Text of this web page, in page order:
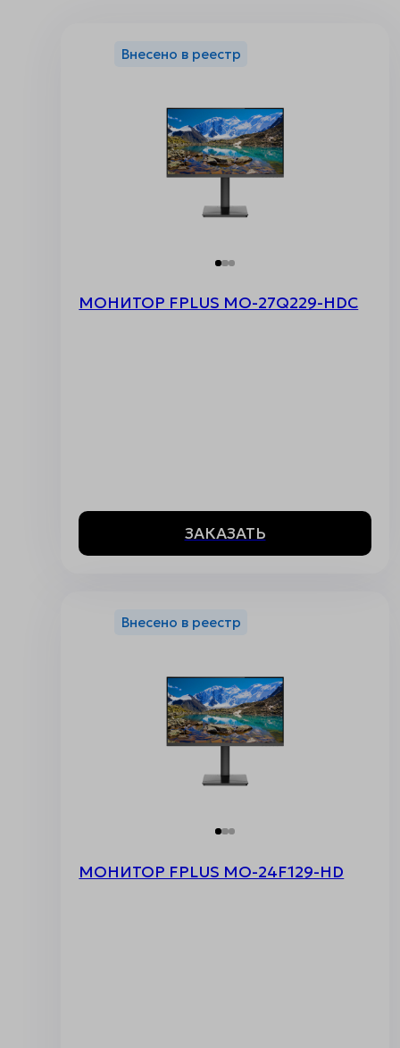
Внесено в реестр
МОНИТОР FPLUS MO-27Q229-HDC
ЗАКАЗАТЬ
Внесено в реестр
МОНИТОР FPLUS MO-24F129-HD